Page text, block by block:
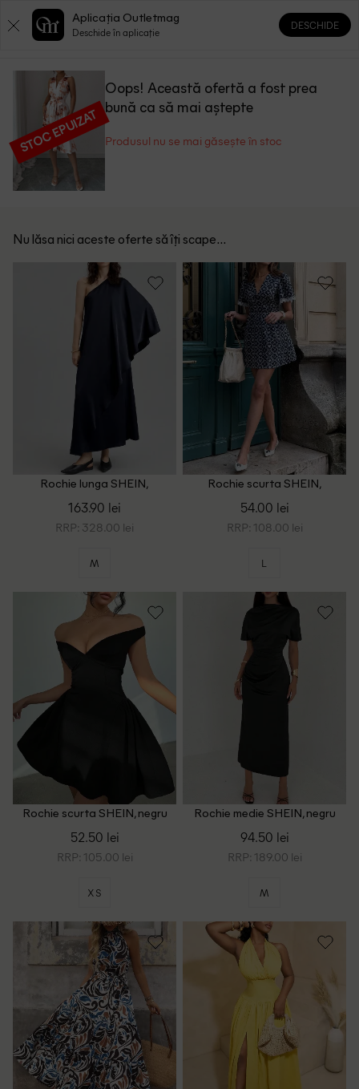
0 0
STOC EPUIZAT
Oops! Această ofertă a fost prea
bună ca să mai aștepte
Produsul nu se mai găsește în stoc
Nu lăsa nici aceste oferte să îți scape...
Rochie lunga SHEIN,
163.90 lei
RRP: 328.00 lei
M
Rochie scurta SHEIN,
54.00 lei
RRP: 108.00 lei
L
Rochie scurta SHEIN, negru
52.50 lei
RRP: 105.00 lei
XS
Rochie medie SHEIN, negru
94.50 lei
RRP: 189.00 lei
M
Aplicația Outletmag
Deschide în aplicație
DESCHIDE